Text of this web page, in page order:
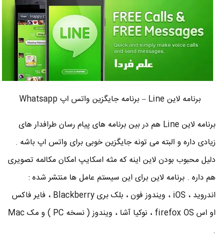
برنامه لاین Line – برنامه جایگزین واتس اپ Whatsapp
برنامه لاین Line هم در بین برنامه های پیام رسان طرافدار های
زیادی داره و البته می تونه جایگزین خوبی برای واتس اپ باشه .
دلیل محبوب بودن لاین اینه که مثه اسکایپ امکان مکالمه تصویری
هم داره . برنامه لاین برای این سیستم عامل ها منتشر شده :
اندروید ، iOS ، ویندوز فون ، بلک بری Blackberry ، فایر فاکس
او اس firefox OS ، نوکیا آشا ، ویندوز ( نسخه PC ) و مک Mac
.